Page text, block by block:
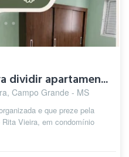
dividir apartamen...
Campo Grande - MS
e que preze pela
Vieira, em condomínio